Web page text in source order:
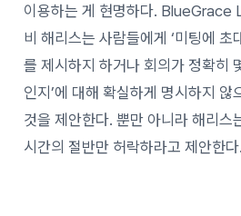
이용하는 게 현명하다. BlueGrace
비 해리스는 사람들에게 ‘미팅에 초
를 제시하지 하거나 회의가 정확히
인지’에 대해 확실하게 명시하지
것을 제안한다. 뿐만 아니라 해리스
시간의 절반만 허락하라고 제안한다.